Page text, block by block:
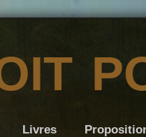
Livres